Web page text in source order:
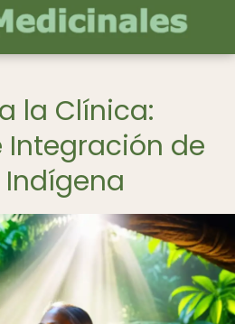
la Clínica:
Integración de